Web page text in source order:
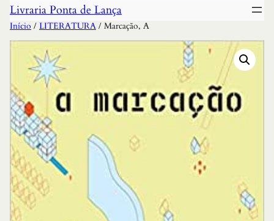
Livraria Ponta de Lança
Início / LITERATURA / Marcação, A